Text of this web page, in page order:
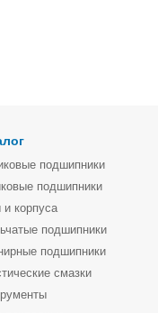
подшипники
подшипники
и корпуса
подшипники
подшипники
смазки